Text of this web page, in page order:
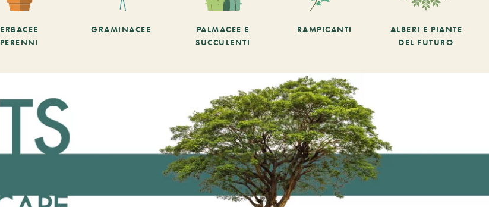
ERBACEE
PERENNI
GRAMINACEE
PALMACEE E
SUCCULENTI
RAMPICANTI
ALBERI E PIANTE
DEL FUTURO